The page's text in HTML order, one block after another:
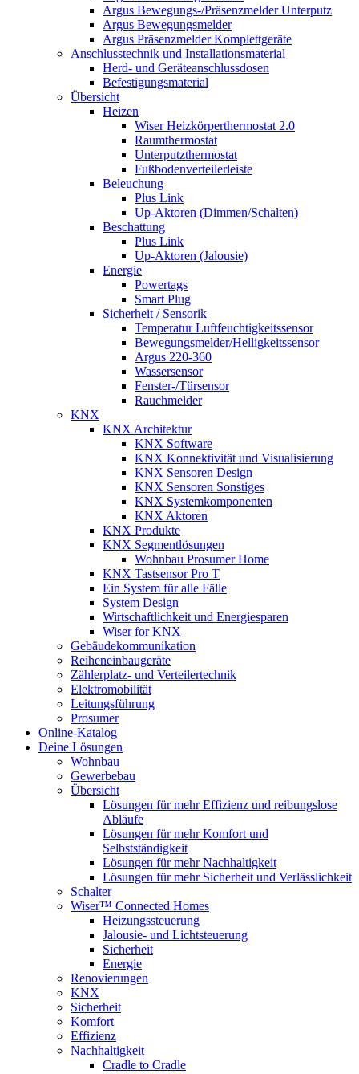
Argus Bewegungs-/Präsenzmelder Unterputz
Argus Bewegungsmelder
Argus Präsenzmelder Komplettgeräte
Anschlusstechnik und Installationsmaterial
Herd- und Geräteanschlussdosen
Befestigungsmaterial
Übersicht
Heizen
Wiser Heizkörperthermostat 2.0
Raumthermostat
Unterputzthermostat
Fußbodenverteilerleiste
Beleuchung
Plus Link
Up-Aktoren (Dimmen/Schalten)
Beschattung
Plus Link
Up-Aktoren (Jalousie)
Energie
Powertags
Smart Plug
Sicherheit / Sensorik
Temperatur Luftfeuchtigkeitssensor
Bewegungsmelder/Helligkeitssensor
Argus 220-360
Wassersensor
Fenster-/Türsensor
Rauchmelder
KNX
KNX Architektur
KNX Software
KNX Konnektivität und Visualisierung
KNX Sensoren Design
KNX Sensoren Sonstiges
KNX Systemkomponenten
KNX Aktoren
KNX Produkte
KNX Segmentlösungen
Wohnbau Prosumer Home
KNX Tastsensor Pro T
Ein System für alle Fälle
System Design
Wirtschaftlichkeit und Energiesparen
Wiser for KNX
Gebäudekommunikation
Reiheneinbaugeräte
Zählerplatz- und Verteilertechnik
Elektromobilität
Leitungsführung
Prosumer
Online-Katalog
Deine Lösungen
Wohnbau
Gewerbebau
Übersicht
Lösungen für mehr Effizienz und reibungslose
Abläufe
Lösungen für mehr Komfort und
Selbstständigkeit
Lösungen für mehr Nachhaltigkeit
Lösungen für mehr Sicherheit und Verlässlichkeit
Schalter
Wiser™ Connected Homes
Heizungssteuerung
Jalousie- und Lichtsteuerung
Sicherheit
Energie
Renovierungen
KNX
Sicherheit
Komfort
Effizienz
Nachhaltigkeit
Cradle to Cradle